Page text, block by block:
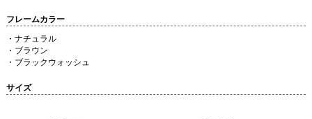
フレームカラー
・ナチュラル
・ブラウン
・ブラックウォッシュ
サイズ